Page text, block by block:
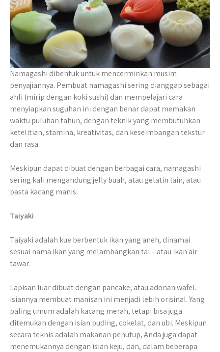
Namagashi dibentuk untuk mencerminkan musim
penyajiannya. Pembuat namagashi sering dianggap sebagai
ahli (mirip dengan koki sushi) dan mempelajari cara
menyiapkan suguhan ini dengan benar dapat memakan
waktu puluhan tahun, dengan teknik yang membutuhkan
ketelitian, stamina, kreativitas, dan keseimbangan tekstur
dan rasa.
Meskipun dapat dibuat dengan berbagai cara, namagashi
sering kali mengandung jelly buah, atau gelatin lain, atau
pasta kacang manis.
Taiyaki
Taiyaki adalah kue berbentuk ikan yang aneh, dinamai
sesuai nama ikan yang melambangkan tai – atau ikan air
tawar.
Lapisan luar dibuat dengan pancake, atau adonan wafel.
Isiannya membuat manisan ini menjadi lebih orisinal. Yang
paling umum adalah kacang merah, tetapi bisa juga
ditemukan dengan isian puding, cokelat, dan ubi. Meskipun
secara teknis adalah makanan penutup, Anda juga dapat
menemukannya dengan isian keju, dan, dalam beberapa